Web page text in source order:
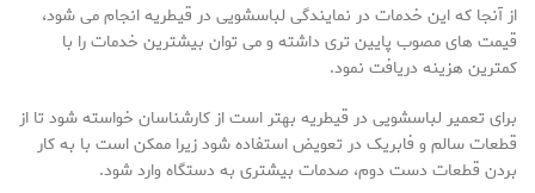
از آنجا که این خدمات در نمایندگی لباسشویی در قیطریه انجام می شود،
قیمت های مصوب پایین تری داشته و می توان بیشترین خدمات را با
کمترین هزینه دریافت نمود.
برای تعمیر لباسشویی در قیطریه بهتر است از کارشناسان خواسته شود تا از
قطعات سالم و فابریک در تعویض استفاده شود زیرا ممکن است با به کار
بردن قطعات دست دوم، صدمات بیشتری به دستگاه وارد شود.